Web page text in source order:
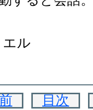
ル
目次